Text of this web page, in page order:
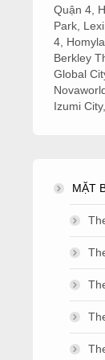
Quận 4
Park
4
Berkley
Global
Izumi City
MẶT